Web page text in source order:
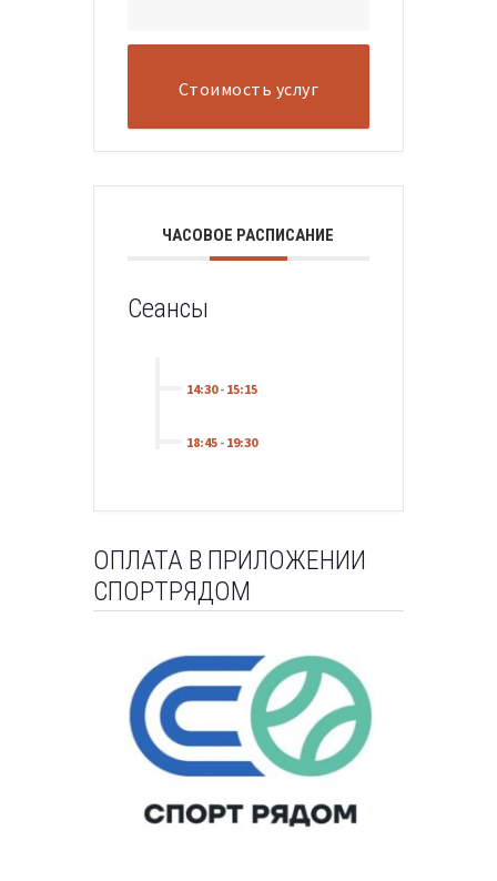
Стоимость услуг
ЧАСОВОЕ РАСПИСАНИЕ
Сеансы
14:30- 15:15
18:45- 19:30
ОПЛАТА В ПРИЛОЖЕНИИ
СПОРТРЯДОМ